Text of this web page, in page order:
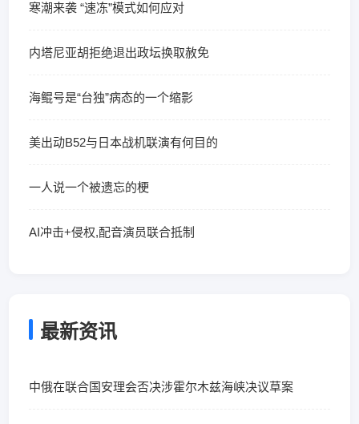
寒潮来袭 “速冻”模式如何应对
内塔尼亚胡拒绝退出政坛换取赦免
海鲲号是“台独”病态的一个缩影
美出动B52与日本战机联演有何目的
一人说一个被遗忘的梗
AI冲击+侵权,配音演员联合抵制
最新资讯
中俄在联合国安理会否决涉霍尔木兹海峡决议草案